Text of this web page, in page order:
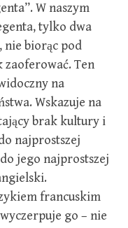
W naszym
tylko dwa
nie biorąc pod
zaoferować. Ten
na
Wskazuje na
brak kultury i
najprostszej
jego najprostszej
francuskim
go – nie